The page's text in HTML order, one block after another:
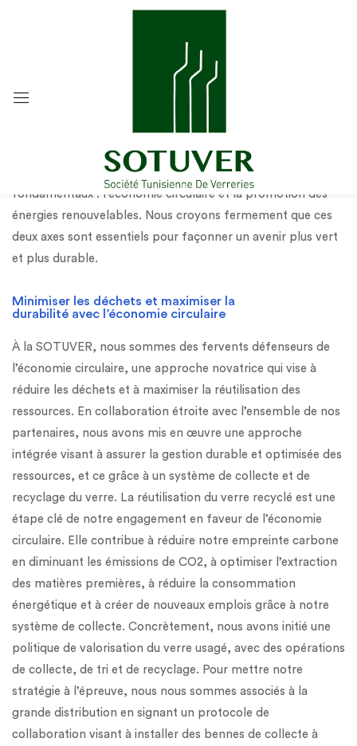
Façonner un avenir vert et durable
Notre engagement environnemental repose sur deux piliers
fondamentaux : l’économie circulaire et la promotion des
énergies renouvelables. Nous croyons fermement que ces
deux axes sont essentiels pour façonner un avenir plus vert
et plus durable.
Minimiser les déchets et maximiser la
durabilité avec l’économie circulaire
À la SOTUVER, nous sommes des fervents défenseurs de
l’économie circulaire, une approche novatrice qui vise à
réduire les déchets et à maximiser la réutilisation des
ressources. En collaboration étroite avec l’ensemble de nos
partenaires, nous avons mis en œuvre une approche
intégrée visant à assurer la gestion durable et optimisée des
ressources, et ce grâce à un système de collecte et de
recyclage du verre. La réutilisation du verre recyclé est une
étape clé de notre engagement en faveur de l’économie
circulaire. Elle contribue à réduire notre empreinte carbone
en diminuant les émissions de CO2, à optimiser l’extraction
des matières premières, à réduire la consommation
énergétique et à créer de nouveaux emplois grâce à notre
système de collecte. Concrètement, nous avons initié une
politique de valorisation du verre usagé, avec des opérations
de collecte, de tri et de recyclage. Pour mettre notre
stratégie à l’épreuve, nous nous sommes associés à la
grande distribution en signant un protocole de
collaboration visant à installer des bennes de collecte à